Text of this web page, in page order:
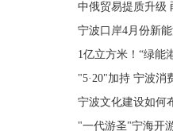
中俄贸易提质升级
宁波口岸4月份新
1亿立方米！“绿能
"5·20"加持 宁波消
宁波文化建设如何
"一代游圣"宁海开